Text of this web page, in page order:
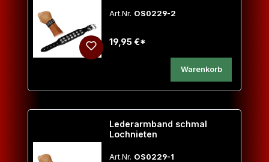
Art.Nr. OS0229-2
19,95 €*
Warenkorb
Lederarmband schmal
Lochnieten
Art.Nr. OS0229-1